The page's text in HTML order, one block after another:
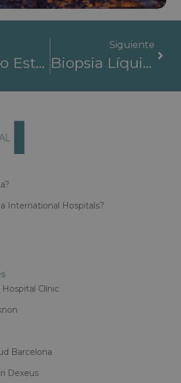
¿Cuándo Está Indicada La Cirugía Robótica? Ventajas Frente A La Cirugía Tradicional
Siguiente
Biopsia Líquida: Un Enfoque Revolucionario Para El Diagnóstico Del Cáncer Sin Cirugía
International Hospitals?
Clínic
Barcelona
Dexeus